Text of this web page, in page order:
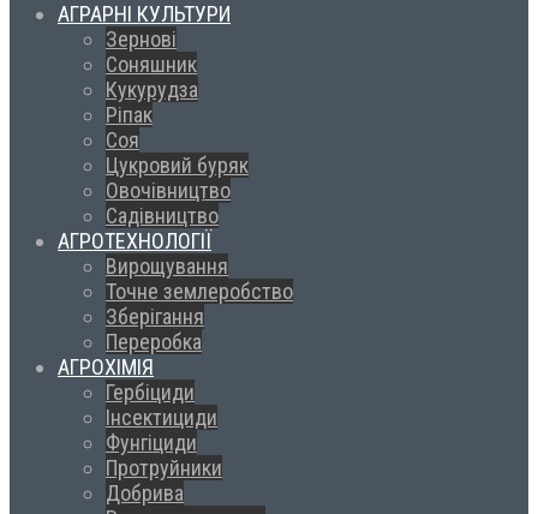
АГРАРНІ КУЛЬТУРИ
Зернові
Соняшник
Кукурудза
Ріпак
Соя
Цукровий буряк
Овочівництво
Садівництво
АГРОТЕХНОЛОГІЇ
Вирощування
Точне землеробство
Зберігання
Переробка
АГРОХІМІЯ
Гербіциди
Інсектициди
Фунгіциди
Протруйники
Добрива